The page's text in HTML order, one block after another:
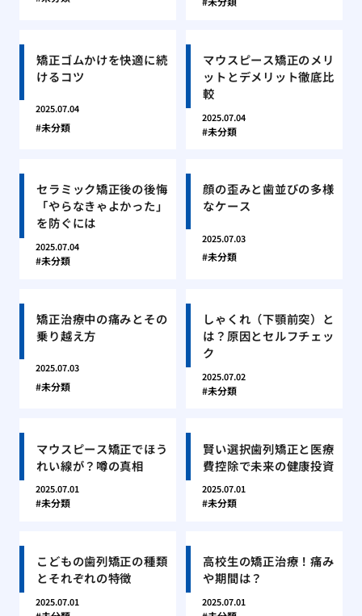
矯正ゴムかけを快適に続
けるコツ
2025.07.04
未分類
マウスピース矯正のメリ
ットとデメリット徹底比
較
2025.07.04
未分類
セラミック矯正後の後悔
「やらなきゃよかった」
を防ぐには
2025.07.04
未分類
顔の歪みと歯並びの多様
なケース
2025.07.03
未分類
矯正治療中の痛みとその
乗り越え方
2025.07.03
未分類
しゃくれ（下顎前突）と
は？原因とセルフチェッ
ク
2025.07.02
未分類
マウスピース矯正でほう
れい線が？噂の真相
2025.07.01
未分類
賢い選択歯列矯正と医療
費控除で未来の健康投資
2025.07.01
未分類
こどもの歯列矯正の種類
とそれぞれの特徴
2025.07.01
高校生の矯正治療！痛み
や期間は？
2025.07.01